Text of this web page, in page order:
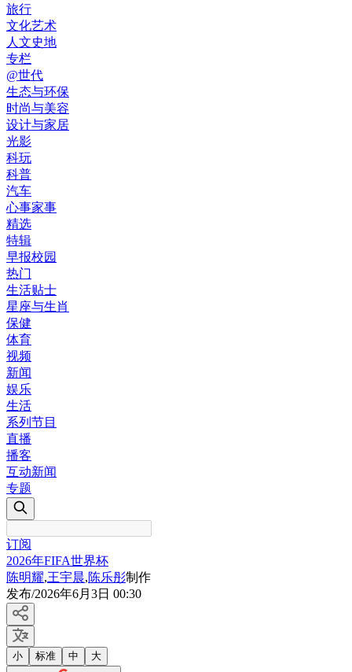
旅行
文化艺术
人文史地
专栏
@世代
生态与环保
时尚与美容
设计与家居
光影
科玩
科普
汽车
心事家事
精选
特辑
早报校园
热门
生活贴士
星座与生肖
保健
体育
视频
新闻
娱乐
生活
系列节目
直播
播客
互动新闻
专题
订阅
2026年FIFA世界杯
陈明耀,王宇晨,陈乐彤制作
发布/2026年6月3日 00:30
小 标准 中 大